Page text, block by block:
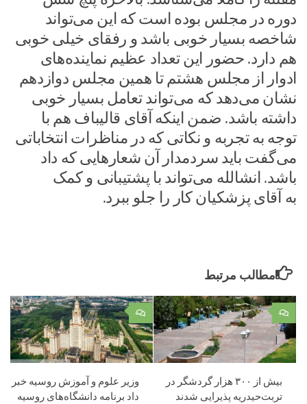
دوره در مجلس بوده است که این می‌تواند
شاخصه بسیار خوبی باشد و رفقای خیلی خوبی
هم دارد. حضور این تعداد عظیم نماینده‌های
ادوار از مجلس هشتم تا همین مجلس دوازدهم
نشان می‌دهد که می‌تواند تعامل بسیار خوبی
داشته باشد. ضمن اینکه آقای قالیباف هم با
توجه به تجربه و نکاتی که در مناظرات انتخاباتی
می‌گفت باید سردمدار آن شعار‌هایی که داد
باشد. انشالله می‌تواند با پشتیبانی و کمک
به آقای پزشکیان کار را جلو ببرد.
مطالب مرتبط
۰
وزیر علوم و آموزش روسیه خبر
داد برنامه دانشگاه‌های روسیه
۰
بیش از ۳۰۰ هزار گردشگر در
تربت‌حیدریه پذیرایی شدند